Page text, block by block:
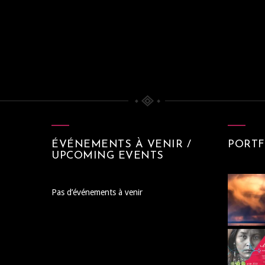
ÉVÉNEMENTS À VENIR /
UPCOMING EVENTS
Pas d’événements à venir